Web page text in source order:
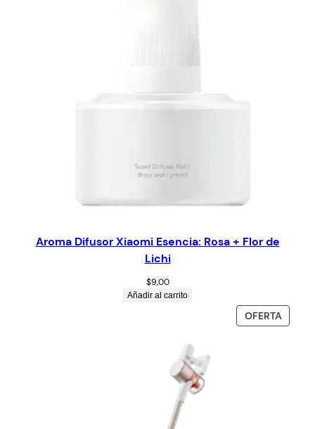
Aroma Difusor Xiaomi Esencia: Rosa + Flor de
Lichi
$9,00
Añadir al carrito
OFERTA